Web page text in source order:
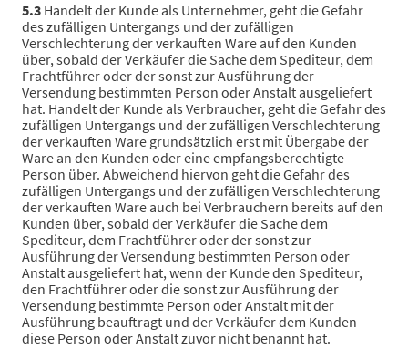
5.3 Handelt der Kunde als Unternehmer, geht die Gefahr
des zufälligen Untergangs und der zufälligen
Verschlechterung der verkauften Ware auf den Kunden
über, sobald der Verkäufer die Sache dem Spediteur, dem
Frachtführer oder der sonst zur Ausführung der
Versendung bestimmten Person oder Anstalt ausgeliefert
hat. Handelt der Kunde als Verbraucher, geht die Gefahr des
zufälligen Untergangs und der zufälligen Verschlechterung
der verkauften Ware grundsätzlich erst mit Übergabe der
Ware an den Kunden oder eine empfangsberechtigte
Person über. Abweichend hiervon geht die Gefahr des
zufälligen Untergangs und der zufälligen Verschlechterung
der verkauften Ware auch bei Verbrauchern bereits auf den
Kunden über, sobald der Verkäufer die Sache dem
Spediteur, dem Frachtführer oder der sonst zur
Ausführung der Versendung bestimmten Person oder
Anstalt ausgeliefert hat, wenn der Kunde den Spediteur,
den Frachtführer oder die sonst zur Ausführung der
Versendung bestimmte Person oder Anstalt mit der
Ausführung beauftragt und der Verkäufer dem Kunden
diese Person oder Anstalt zuvor nicht benannt hat.